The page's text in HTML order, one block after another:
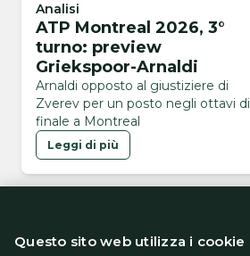
Analisi
ATP Montreal 2026, 3°
turno: preview
Griekspoor-Arnaldi
Arnaldi opposto al giustiziere di
Zverev per un posto negli ottavi di
finale a Montreal
Leggi di più
Questo sito web utilizza i cookie